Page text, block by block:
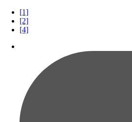
[1]
[2]
[4]